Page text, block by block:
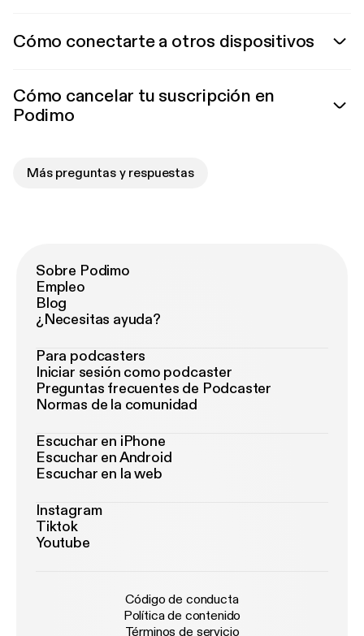
Cómo conectarte a otros dispositivos
Cómo cancelar tu suscripción en
Podimo
Más preguntas y respuestas
Sobre Podimo
Empleo
Blog
¿Necesitas ayuda?
Para podcasters
Iniciar sesión como podcaster
Preguntas frecuentes de Podcaster
Normas de la comunidad
Escuchar en iPhone
Escuchar en Android
Escuchar en la web
Instagram
Tiktok
Youtube
Código de conducta
Política de contenido
Términos de servicio